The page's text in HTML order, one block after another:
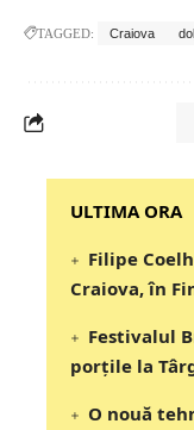
TAGGED: Craiova
‎‎‎‎‎‎‎ULTIMA ORA
Filipe
Craiova, în
Festivalul
porțile la
O nouă